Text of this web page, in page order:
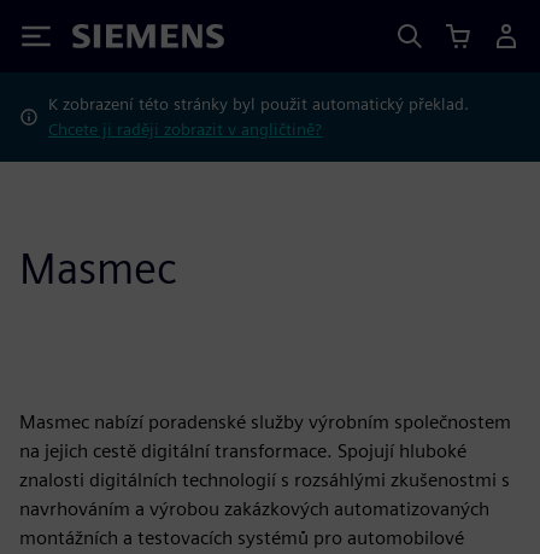
Siemens
K zobrazení této stránky byl použit automatický překlad.
Chcete ji raději zobrazit v angličtině?
Masmec
Masmec nabízí poradenské služby výrobním společnostem
na jejich cestě digitální transformace. Spojují hluboké
znalosti digitálních technologií s rozsáhlými zkušenostmi s
navrhováním a výrobou zakázkových automatizovaných
montážních a testovacích systémů pro automobilové